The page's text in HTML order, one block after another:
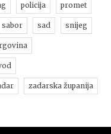
policija promet
sabor sad snijeg
zadarska županija